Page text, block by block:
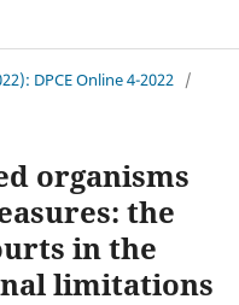
DPCE Online 4-2022 /
organisms
the
in the
limitations